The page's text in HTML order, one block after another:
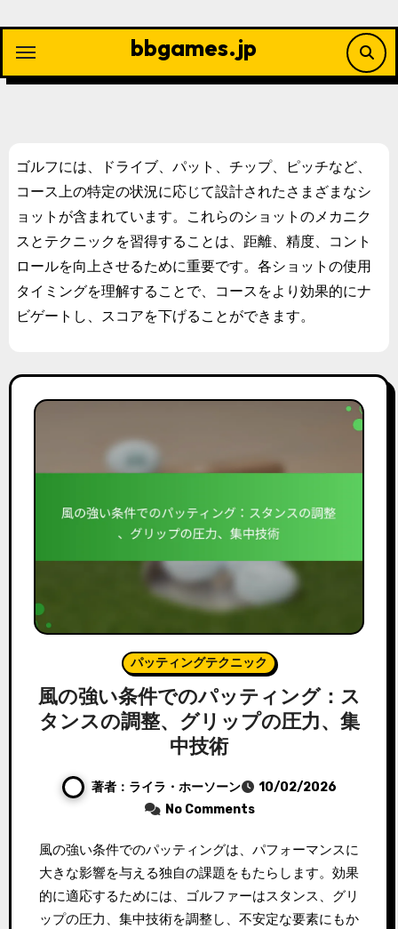
content
bbgames.jp
ゴルフには、ドライブ、パット、チップ、ピッチなど、
コース上の特定の状況に応じて設計されたさまざまなシ
ョットが含まれています。これらのショットのメカニク
スとテクニックを習得することは、距離、精度、コント
ロールを向上させるために重要です。各ショットの使用
タイミングを理解することで、コースをより効果的にナ
ビゲートし、スコアを下げることができます。
パッティングテクニック
風の強い条件でのパッティング：ス
タンスの調整、グリップの圧力、集
中技術
著者：ライラ・ホーソーン
10/02/2026
No Comments
風の強い条件でのパッティングは、パフォーマンスに
大きな影響を与える独自の課題をもたらします。効果
的に適応するためには、ゴルファーはスタンス、グリ
ップの圧力、集中技術を調整し、不安定な要素にもか